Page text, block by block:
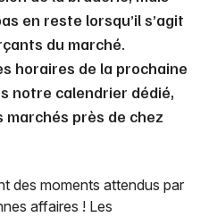
en reste lorsqu’il s’agit
du marché.
horaires de la prochaine
notre calendrier dédié,
marchés près de chez
des moments attendus par
affaires ! Les